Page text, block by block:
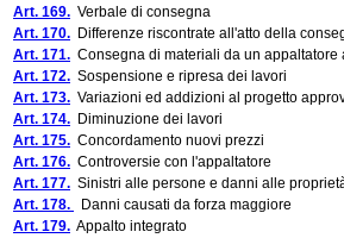
Art. 169. Verbale di consegna
Art. 170. Differenze riscontrate all'atto della
Art. 171. Consegna di materiali da un appaltatore
Art. 172. Sospensione e ripresa dei lavori
Art. 173. Variazioni ed addizioni al progetto
Art. 174. Diminuzione dei lavori
Art. 175. Concordamento nuovi prezzi
Art. 176. Controversie con l'appaltatore
Art. 177. Sinistri alle persone e danni alle
Art. 178.
Danni causati da forza maggiore
Art. 179. Appalto integrato